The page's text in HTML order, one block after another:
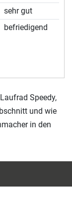
sehr gut
befriedigend
Speedy,
und wie
in den